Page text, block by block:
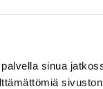
sinua